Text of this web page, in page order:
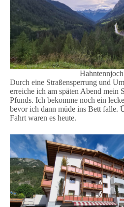
Hahntennjoch
Durch eine Straßensperrung und
erreiche ich am späten Abend mein
Pfunds. Ich bekomme noch ein
bevor ich dann müde ins Bett falle.
Fahrt waren es heute.